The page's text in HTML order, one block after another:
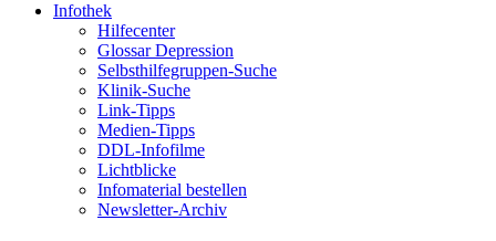
Infothek
Hilfecenter
Glossar Depression
Selbsthilfegruppen-Suche
Klinik-Suche
Link-Tipps
Medien-Tipps
DDL-Infofilme
Lichtblicke
Infomaterial bestellen
Newsletter-Archiv